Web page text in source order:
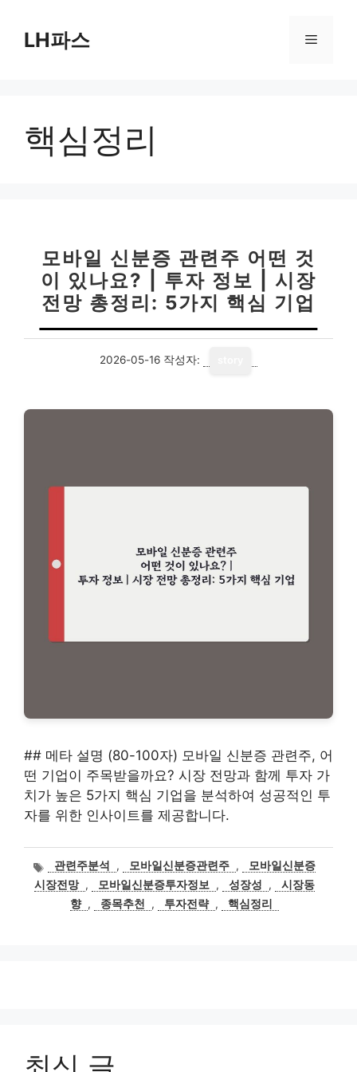
LH파스 메
핵심정리
모바일 신분증 관련주 어떤 것
이 있나요? | 투자 정보 | 시장
전망 총정리: 5가지 핵심 기업
2026-05-16 작성자:
## 메타 설명 (80-100자) 모바일 신분증 관련주, 어
떤 기업이 주목받을까요? 시장 전망과 함께 투자 가
치가 높은 5가지 핵심 기업을 분석하여 성공적인 투
자를 위한 인사이트를 제공합니다.
태
그
관련주분석 , 모바일신분증관련주 ,
모바일신분증
시장전망 , 모바일신분증투자정보 , 성장성 ,
시장동
향 , 종목추천 , 투자전략 , 핵심정리